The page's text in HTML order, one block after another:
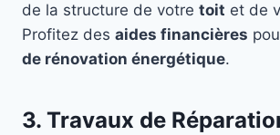
de la structure de votre toit et de
Profitez des aides financières
de rénovation énergétique.
3. Travaux de